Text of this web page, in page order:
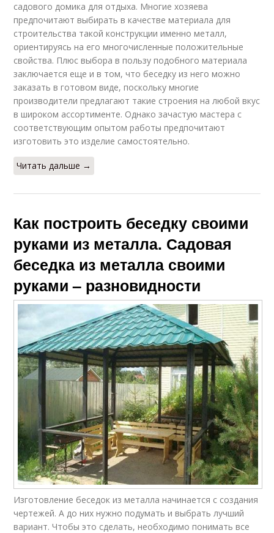
садового домика для отдыха. Многие хозяева
предпочитают выбирать в качестве материала для
строительства такой конструкции именно металл,
ориентируясь на его многочисленные положительные
свойства. Плюс выбора в пользу подобного материала
заключается еще и в том, что беседку из него можно
заказать в готовом виде, поскольку многие
производители предлагают такие строения на любой вкус
в широком ассортименте. Однако зачастую мастера с
соответствующим опытом работы предпочитают
изготовить это изделие самостоятельно.
Читать дальше →
Как построить беседку своими
руками из металла. Садовая
беседка из металла своими
руками – разновидности
Изготовление беседок из металла начинается с создания
чертежей. А до них нужно подумать и выбрать лучший
вариант. Чтобы это сделать, необходимо понимать все